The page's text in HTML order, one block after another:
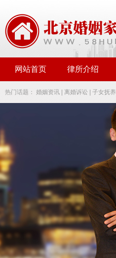
网站首页 律所介绍
热门话题： 婚姻资讯 离婚诉讼 子女抚养